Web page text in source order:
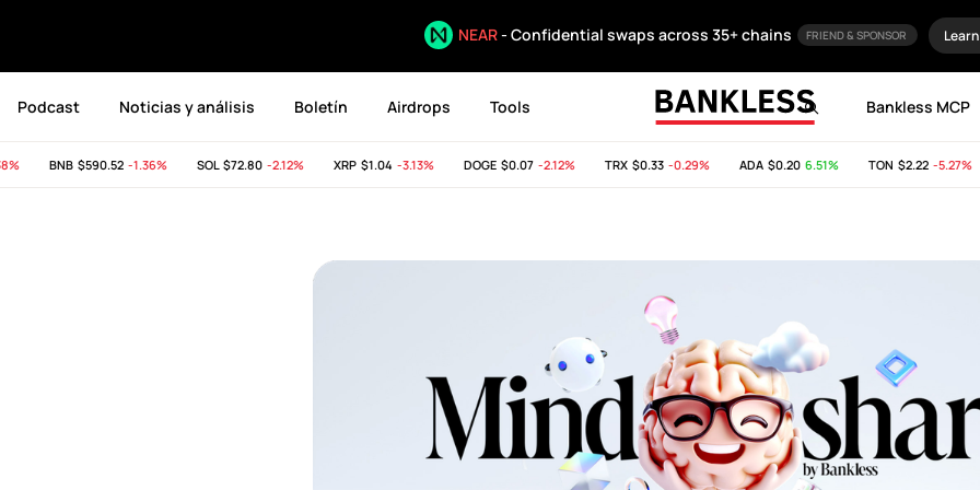
NEAR- Confidential swaps across 35+ chains FRIEND & SPONSOR
Podcast Noticias y análisis Boletín Airdrops Tools Bankless MCP
BNB$590.52 -1.36% SOL$72.80 -2.12% XRP$1.04 -3.13% DOGE$0.07 -2.12% TRX$0.33 -0.29% ADA$0.20 6.51% TON$2.22 -5.27%